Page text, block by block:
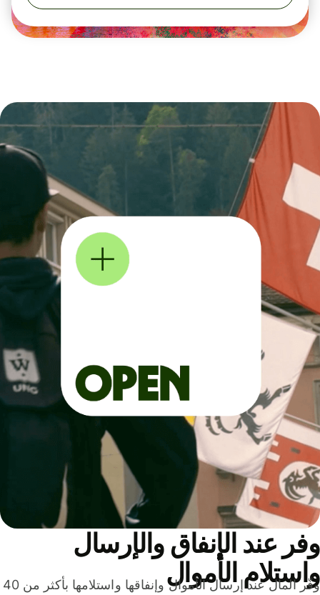
عند الإنفاق والإرسال
الأموال
وفّر المال عند إرسال الأموال وإنفاقها واستلامها بأكثر من 40